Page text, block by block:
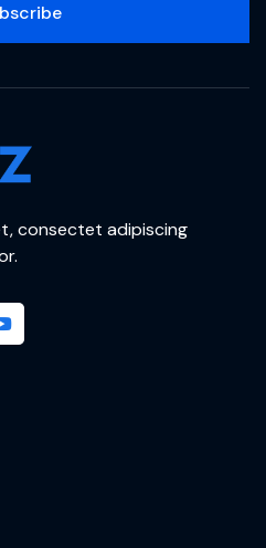
consectet adipiscing